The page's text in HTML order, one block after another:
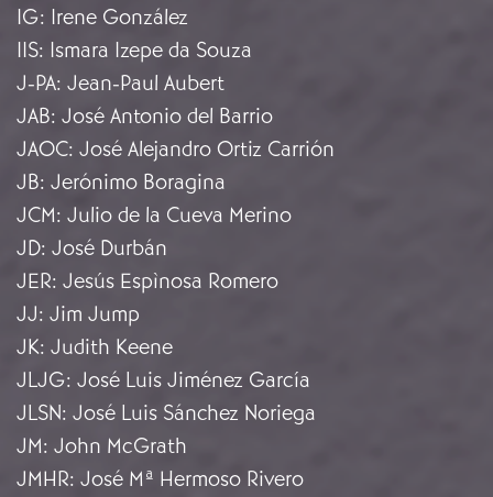
IG: Irene González
IIS: Ismara Izepe da Souza
J-PA: Jean-Paul Aubert
JAB: José Antonio del Barrio
JAOC: José Alejandro Ortiz Carrión
JB: Jerónimo Boragina
JCM: Julio de la Cueva Merino
JD: José Durbán
JER: Jesús Espìnosa Romero
JJ: Jim Jump
JK: Judith Keene
JLJG: José Luis Jiménez García
JLSN: José Luis Sánchez Noriega
JM: John McGrath
JMHR: José Mª Hermoso Rivero